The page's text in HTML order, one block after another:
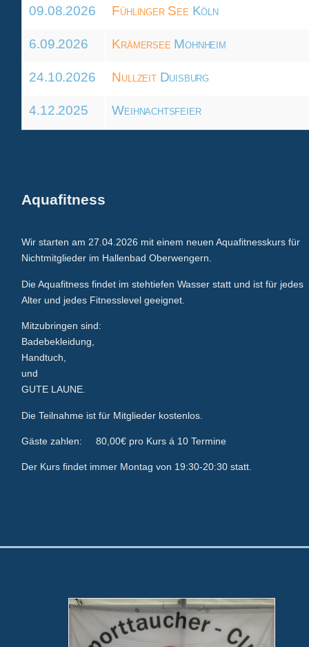
09.08.2026 Fühlinger See Köln
6.09.2026 Krämersee Mohnheim
24.10.2026 Nullzeit Duisburg
4.12.2025 Weihnachtsfeier
Aquafitness
Wir starten am 27.04.2026 mit einem neuen Aquafitnesskurs für
Nichtmitglieder im Hallenbad Oberwengern.
Die Aquafitness findet im stehtiefen Wasser statt und ist für jedes
Alter und jedes Fitnesslevel geeignet.
Mitzubringen sind:
Badebekleidung,
Handtuch,
und
GUTE LAUNE.
Die Teilnahme ist für Mitglieder kostenlos.
Gäste zahlen: 80,00€ pro Kurs á 10 Termine
Der Kurs findet immer Montag von 19:30-20:30 statt.